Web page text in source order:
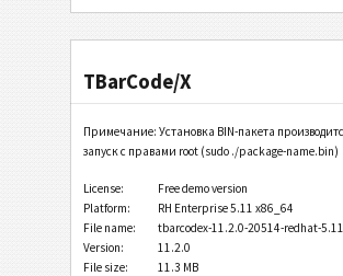
TBarCode/X
Примечание: Установка BIN-пакета
запуск с правами root (sudo ./package-name.bin)
License:
Free demo version
Platform:
RH Enterprise 5.11 x86_64
File name:
tbarcodex-11.2.0-20514-redhat-
Version:
11.2.0
File size:
11.3 MB